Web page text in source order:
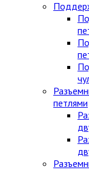
петлями